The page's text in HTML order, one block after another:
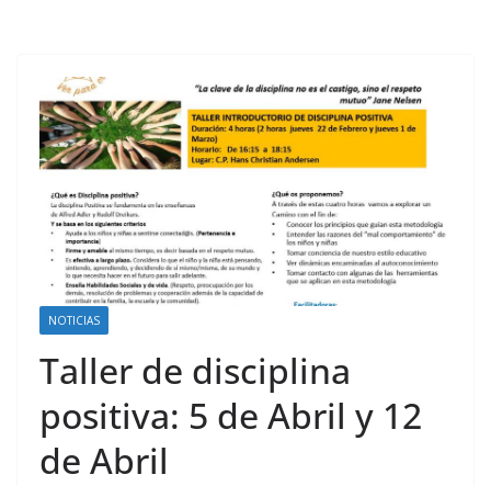
NOTICIAS
Taller de disciplina
positiva: 5 de Abril y 12
de Abril